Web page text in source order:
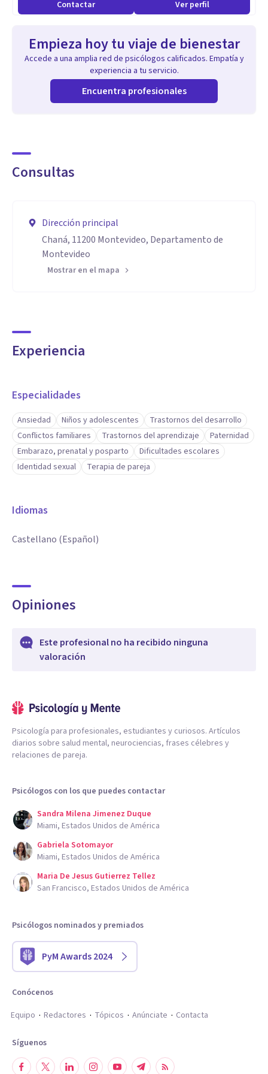
Contactar Ver perfil
Empieza hoy tu viaje de bienestar
Accede a una amplia red de psicólogos calificados. Empatía y
experiencia a tu servicio.
Encuentra profesionales
Consultas
Dirección principal
Chaná, 11200 Montevideo, Departamento de
Montevideo
Mostrar en el mapa
Experiencia
Especialidades
Ansiedad Niños y adolescentes
Trastornos del desarrollo
Conflictos familiares
Trastornos del aprendizaje
Paternidad
Embarazo, prenatal y posparto
Dificultades escolares
Identidad sexual
Terapia de pareja
Idiomas
Castellano (Español)
Opiniones
Este profesional no ha recibido ninguna
valoración
Psicología para profesionales, estudiantes y curiosos. Artículos
diarios sobre salud mental, neurociencias, frases célebres y
relaciones de pareja.
Psicólogos con los que puedes contactar
Sandra Milena Jimenez Duque
Miami, Estados Unidos de América
Gabriela Sotomayor
Miami, Estados Unidos de América
Maria De Jesus Gutierrez Tellez
San Francisco, Estados Unidos de América
Psicólogos nominados y premiados
PyM Awards 2024
Conócenos
Equipo
Redactores Tópicos Anúnciate Contacta
Síguenos